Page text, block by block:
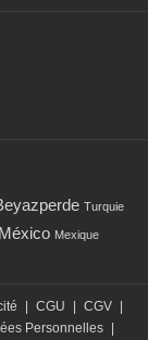
Turquie
Mexique
| CGU | CGV |
Personnelles |